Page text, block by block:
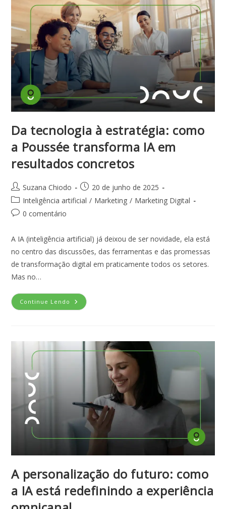
Da tecnologia à estratégia: como
a Poussée transforma IA em
resultados concretos
Suzana Chiodo
20 de junho de 2025
Inteligência artificial / Marketing / Marketing Digital
0 comentário
A IA (inteligência artificial) já deixou de ser novidade, ela está
no centro das discussões, das ferramentas e das promessas
de transformação digital em praticamente todos os setores.
Mas no…
Continue Lendo
A personalização do futuro: como
a IA está redefinindo a experiência